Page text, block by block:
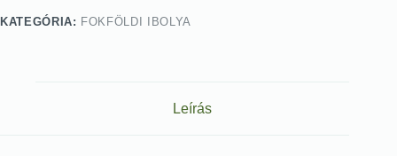
KATEGÓRIA: FOKFÖLDI IBOLYA
Leírás